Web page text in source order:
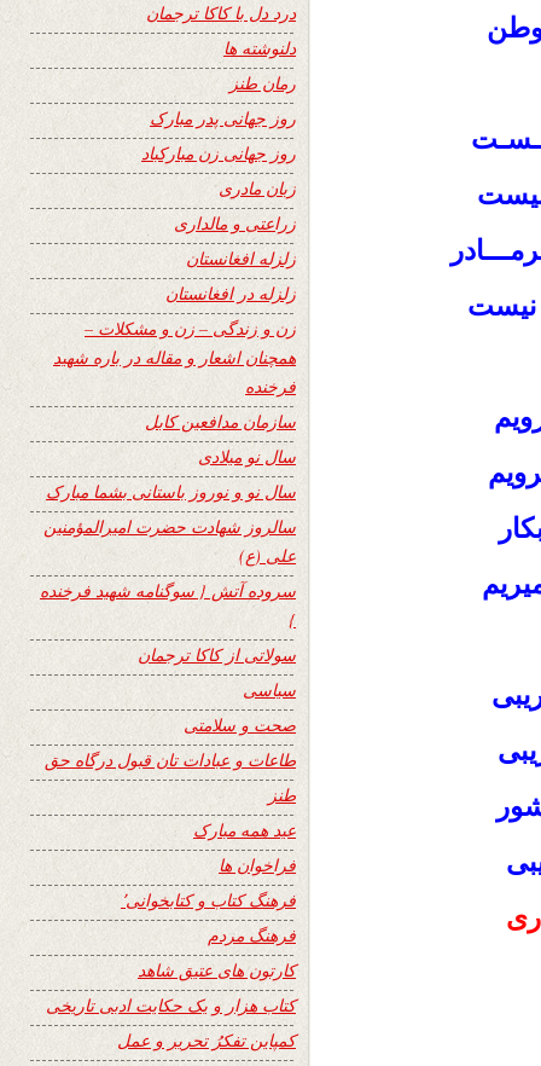
وطن
نیست
نیست
درد دل با کاکا ترجمان
دلنوشته ها
رمان طنز
روز جهانی پدر مبارک
روز جهانی زن مبارکباد
زبان مادری
زراعتی و مالداری
زلزله افغانستان
زلزله در افغانستان
زن و زندگی – زن و مشکلات –
همچنان اشعار و مقاله در باره شهید
فرخنده
سازمان مدافعین کابل
سال نو میلادی
سال نو و نوروز باستانی بشما مبارک
سالروز شهادت حضرت امیرالمؤمنین
علی (ع)
سروده آتش { سوگنامه شهید فرخنده
}
سولاتی از کاکا ترجمان
سیاسی
صحت و سلامتی
طاعات و عبادات تان قبول درگاه حق
طنز
عید همه مبارک
فراخوان ها
فرهنگ کتاب و کتابخوانی٬
فرهنگ مردم
کارتون های عتیق شاهد
کتاب هزار و یک حکایت ادبی تاریخی
کمپاین تفکرُ تحریر و عمل